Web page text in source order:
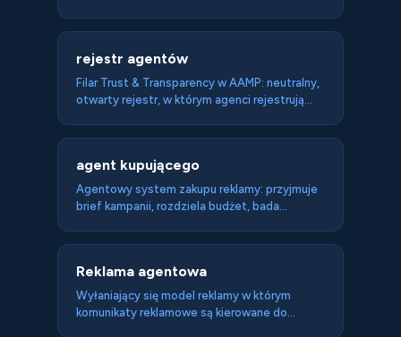
Registry). Oparta na MCP/A2A oraz OpenRTB,
OpenDirect, AdCOM.
rejestr agentów
Filar Trust & Transparency w AAMP: neutralny,
otwarty rejestr, w którym agenci rejestrują
darmowy i otwarty.
agent kupującego
Agentowy system zakupu reklamy: przyjmuje
brief kampanii, rozdziela budżet, bada
OpenDirect 2.1. To agent kupujący reklamę,
nie zakupy konsumenckie.
Reklama agentowa
Wyłaniający się model reklamy w którym
komunikaty reklamowe są kierowane do